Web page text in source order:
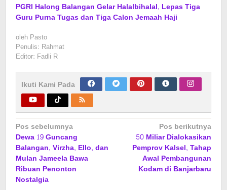
PGRI Halong Balangan Gelar Halalbihalal, Lepas Tiga
Guru Purna Tugas dan Tiga Calon Jemaah Haji
oleh Pasto
Penulis: Rahmat
Editor: Fadli R
Ikuti Kami Pada
Navigasi
pos
Pos sebelumnya
Dewa 19 Guncang
Balangan, Virzha, Ello, dan
Mulan Jameela Bawa
Ribuan Penonton
Nostalgia
Pos berikutnya
50 Miliar Dialokasikan
Pemprov Kalsel, Tahap
Awal Pembangunan
Kodam di Banjarbaru